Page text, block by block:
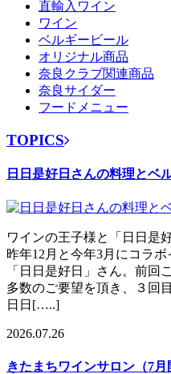
直輸入ワイン
ワイン
ベルギービール
オリジナル商品
奈良クラブ関連商品
奈良サイダー
フードメニュー
TOPICS
日日是好日さんの料理とベ
ワインの王子様と「日日是
昨年12月と今年3月にコラ
「日日是好日」さん。前回
多数のご要望を頂き、３回
日日[…..]
2026.07.26
きたまちワインサロン（7